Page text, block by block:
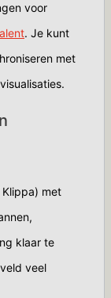
voor
. Je kunt
met
met
klaar te
veel